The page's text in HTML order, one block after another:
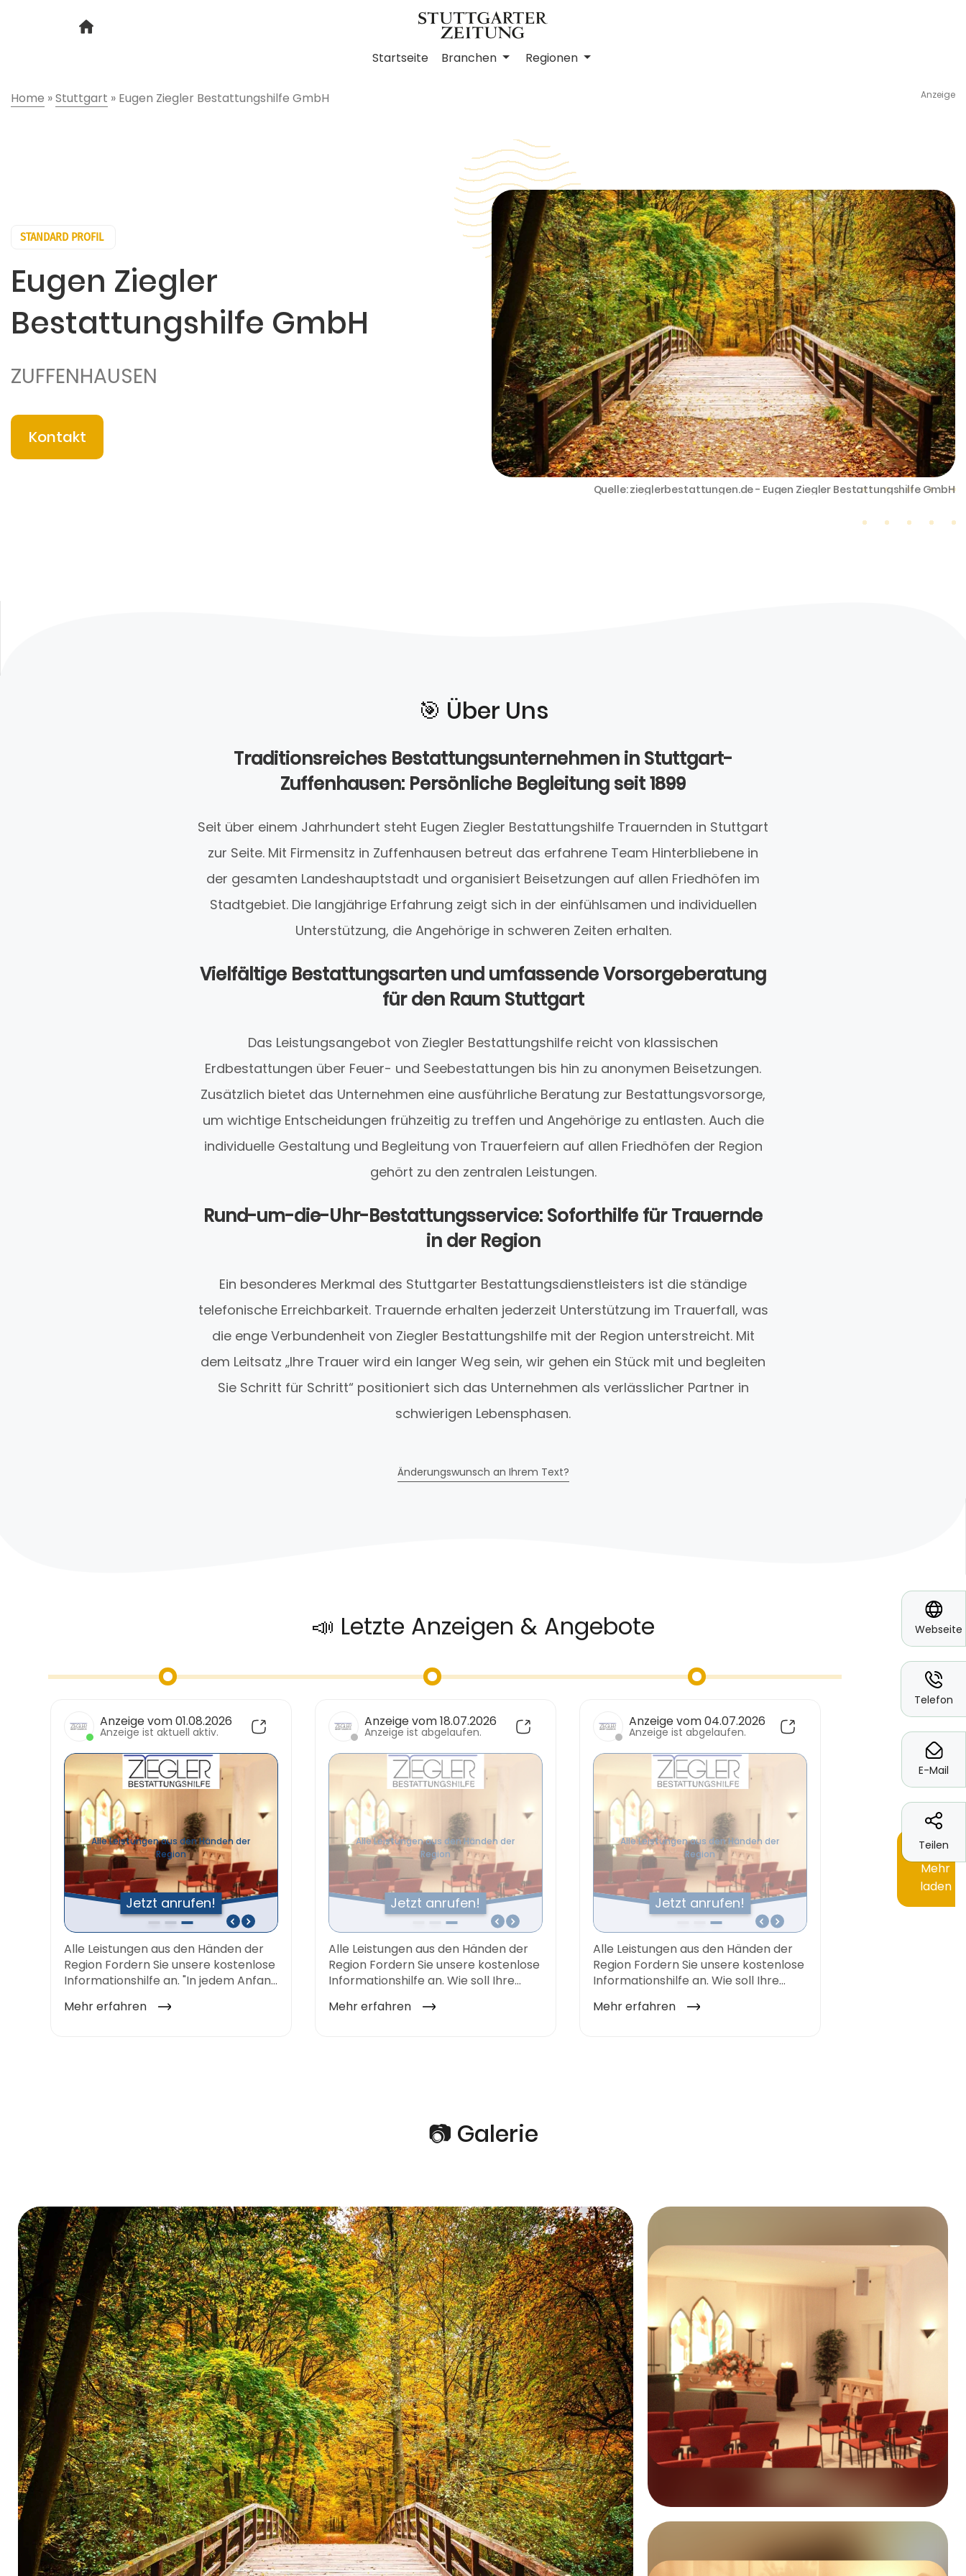
Startseite Branchen Regionen
Home »Stuttgart » Eugen Ziegler Bestattungshilfe GmbH Anzeige
Webseite
Telefon
E-Mail
Teilen
STANDARD PROFIL
Eugen Ziegler
Bestattungshilfe GmbH
ZUFFENHAUSEN
Kontakt
Quelle: zieglerbestattungen.de - Eugen Ziegler Bestattungshilfe GmbH
🎯️ Über Uns
Traditionsreiches Bestattungsunternehmen in Stuttgart-
Zuffenhausen: Persönliche Begleitung seit 1899
Seit über einem Jahrhundert steht Eugen Ziegler Bestattungshilfe Trauernden in Stuttgart
zur Seite. Mit Firmensitz in Zuffenhausen betreut das erfahrene Team Hinterbliebene in
der gesamten Landeshauptstadt und organisiert Beisetzungen auf allen Friedhöfen im
Stadtgebiet. Die langjährige Erfahrung zeigt sich in der einfühlsamen und individuellen
Unterstützung, die Angehörige in schweren Zeiten erhalten.
Vielfältige Bestattungsarten und umfassende Vorsorgeberatung
für den Raum Stuttgart
Das Leistungsangebot von Ziegler Bestattungshilfe reicht von klassischen
Erdbestattungen über Feuer- und Seebestattungen bis hin zu anonymen Beisetzungen.
Zusätzlich bietet das Unternehmen eine ausführliche Beratung zur Bestattungsvorsorge,
um wichtige Entscheidungen frühzeitig zu treffen und Angehörige zu entlasten. Auch die
individuelle Gestaltung und Begleitung von Trauerfeiern auf allen Friedhöfen der Region
gehört zu den zentralen Leistungen.
Rund-um-die-Uhr-Bestattungsservice: Soforthilfe für Trauernde
in der Region
Ein besonderes Merkmal des Stuttgarter Bestattungsdienstleisters ist die ständige
telefonische Erreichbarkeit. Trauernde erhalten jederzeit Unterstützung im Trauerfall, was
die enge Verbundenheit von Ziegler Bestattungshilfe mit der Region unterstreicht. Mit
dem Leitsatz „Ihre Trauer wird ein langer Weg sein, wir gehen ein Stück mit und begleiten
Sie Schritt für Schritt“ positioniert sich das Unternehmen als verlässlicher Partner in
schwierigen Lebensphasen.
Änderungswunsch an Ihrem Text?
📷 Galerie